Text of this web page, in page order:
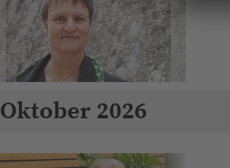
Oktober 2026